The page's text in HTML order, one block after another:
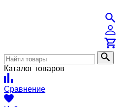
Каталог товаров
Сравнение